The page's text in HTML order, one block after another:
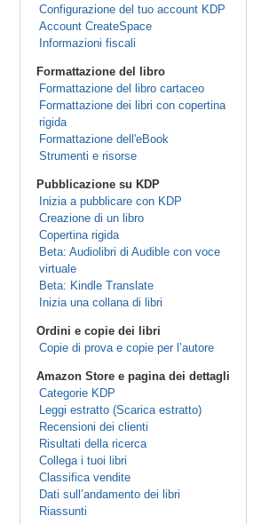
Configurazione del tuo account KDP
Account CreateSpace
Informazioni fiscali
Formattazione del libro
Formattazione del libro cartaceo
Formattazione dei libri con copertina
rigida
Formattazione dell'eBook
Strumenti e risorse
Pubblicazione su KDP
Inizia a pubblicare con KDP
Creazione di un libro
Copertina rigida
Beta: Audiolibri di Audible con voce
virtuale
Beta: Kindle Translate
Inizia una collana di libri
Ordini e copie dei libri
Copie di prova e copie per l’autore
Amazon Store e pagina dei dettagli
Categorie KDP
Leggi estratto (Scarica estratto)
Recensioni dei clienti
Risultati della ricerca
Collega i tuoi libri
Classifica vendite
Dati sull’andamento dei libri
Riassunti